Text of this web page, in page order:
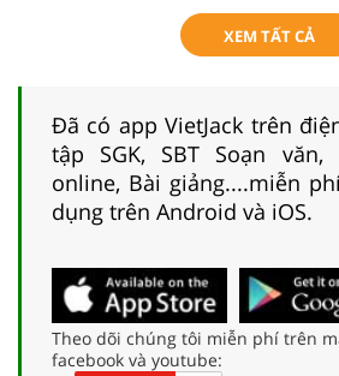
XEM TẤT CẢ
Đã có app VietJack trên
tập SGK, SBT Soạn
online, Bài giảng....miễn
dụng trên Android và iOS.
Theo dõi chúng tôi miễn phí trên
facebook và youtube: